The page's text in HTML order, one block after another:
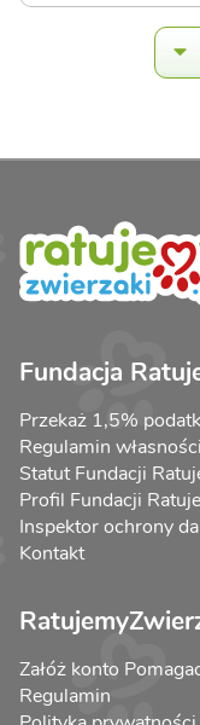
Fundacja
Przekaż 1,5%
Regulamin
Statut Fundacji
Profil Fundacji
Inspektor ochrony
Kontakt
Załóż konto
Regulamin